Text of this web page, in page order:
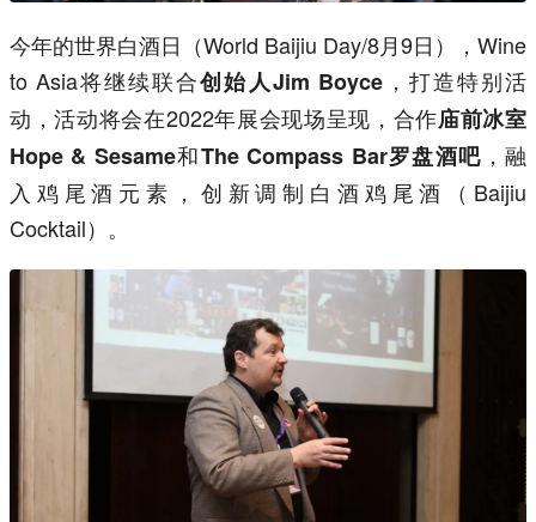
今年的世界白酒日（World Baijiu Day/8月9日），Wine
to Asia将继续联合创始人Jim Boyce，打造特别活
动，活动将会在2022年展会现场呈现，合作庙前冰室
Hope & Sesame和The Compass Bar罗盘酒吧 ，融
入鸡尾酒元素，创新调制白酒鸡尾酒（Baijiu
Cocktail）。